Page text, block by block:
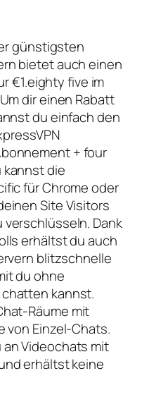
günstigsten
bietet auch einen
€1.eighty five im
dir einen Rabatt
du einfach den
+ four
kannst die
für Chrome oder
Site Visitors
Dank
erhältst du auch
blitzschnelle
du ohne
kannst.
Räume mit
von Einzel-Chats.
Videochats mit
erhältst keine